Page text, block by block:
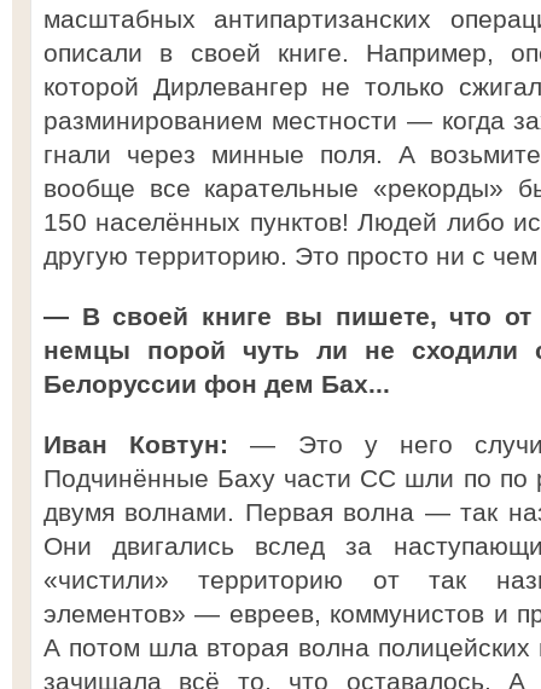
масштабных антипартизанских
описали в своей книге. Например,
которой Дирлевангер не только
разминированием местности — когда
гнали через минные поля. А
вообще все карательные «рекорды»
150 населённых пунктов! Людей либо
другую территорию. Это просто ни с
— В своей книге вы пишете, что от
немцы порой чуть ли не
Белоруссии фон дем Бах...
Иван Ковтун: — Это у него
Подчинённые Баху части СС шли по по
двумя волнами. Первая волна — так
Они двигались вслед за
«чистили» территорию от так
элементов» — евреев, коммунистов и
А потом шла вторая волна
зачищала всё то, что оставалось. А